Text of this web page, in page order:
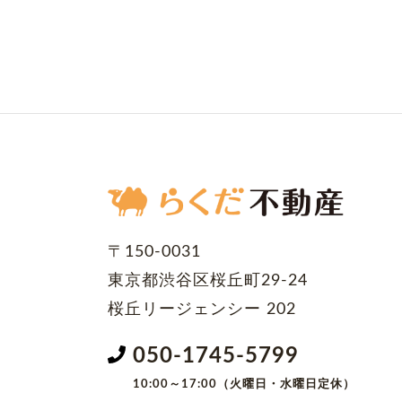
〒150-0031
東京都渋谷区桜丘町29-24
桜丘リージェンシー 202
050-1745-5799
10:00～17:00（火曜日・水曜日定休）